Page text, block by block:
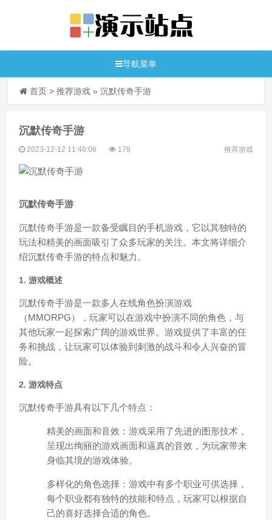
导航菜单
首页 >推荐游戏 »沉默传奇手游
沉默传奇手游
2023-12-12 11:46:06 179 推荐游戏
沉默传奇手游
沉默传奇手游是一款备受瞩目的手机游戏，它以其独特的
玩法和精美的画面吸引了众多玩家的关注。本文将详细介
绍沉默传奇手游的特点和魅力。
1. 游戏概述
沉默传奇手游是一款多人在线角色扮演游戏
（MMORPG），玩家可以在游戏中扮演不同的角色，与
其他玩家一起探索广阔的游戏世界。游戏提供了丰富的任
务和挑战，让玩家可以体验到刺激的战斗和令人兴奋的冒
险。
2. 游戏特点
沉默传奇手游具有以下几个特点：
精美的画面和音效：游戏采用了先进的图形技术，
呈现出绚丽的游戏画面和逼真的音效，为玩家带来
身临其境的游戏体验。
多样化的角色选择：游戏中有多个职业可供选择，
每个职业都有独特的技能和特点，玩家可以根据自
己的喜好选择合适的角色。